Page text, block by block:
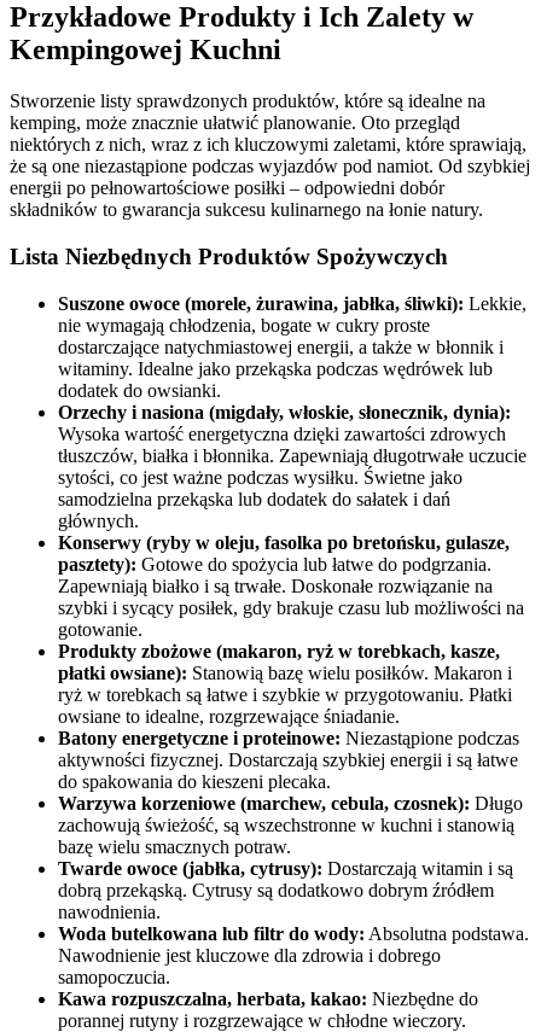
Przykładowe Produkty i Ich Zalety w
Kempingowej Kuchni
Stworzenie listy sprawdzonych produktów, które są idealne na
kemping, może znacznie ułatwić planowanie. Oto przegląd
niektórych z nich, wraz z ich kluczowymi zaletami, które sprawiają,
że są one niezastąpione podczas wyjazdów pod namiot. Od szybkiej
energii po pełnowartościowe posiłki – odpowiedni dobór
składników to gwarancja sukcesu kulinarnego na łonie natury.
Lista Niezbędnych Produktów Spożywczych
Suszone owoce (morele, żurawina, jabłka, śliwki): Lekkie,
nie wymagają chłodzenia, bogate w cukry proste
dostarczające natychmiastowej energii, a także w błonnik i
witaminy. Idealne jako przekąska podczas wędrówek lub
dodatek do owsianki.
Orzechy i nasiona (migdały, włoskie, słonecznik, dynia):
Wysoka wartość energetyczna dzięki zawartości zdrowych
tłuszczów, białka i błonnika. Zapewniają długotrwałe uczucie
sytości, co jest ważne podczas wysiłku. Świetne jako
samodzielna przekąska lub dodatek do sałatek i dań
głównych.
Konserwy (ryby w oleju, fasolka po bretońsku, gulasze,
pasztety): Gotowe do spożycia lub łatwe do podgrzania.
Zapewniają białko i są trwałe. Doskonałe rozwiązanie na
szybki i sycący posiłek, gdy brakuje czasu lub możliwości na
gotowanie.
Produkty zbożowe (makaron, ryż w torebkach, kasze,
płatki owsiane): Stanowią bazę wielu posiłków. Makaron i
ryż w torebkach są łatwe i szybkie w przygotowaniu. Płatki
owsiane to idealne, rozgrzewające śniadanie.
Batony energetyczne i proteinowe: Niezastąpione podczas
aktywności fizycznej. Dostarczają szybkiej energii i są łatwe
do spakowania do kieszeni plecaka.
Warzywa korzeniowe (marchew, cebula, czosnek): Długo
zachowują świeżość, są wszechstronne w kuchni i stanowią
bazę wielu smacznych potraw.
Twarde owoce (jabłka, cytrusy): Dostarczają witamin i są
dobrą przekąską. Cytrusy są dodatkowo dobrym źródłem
nawodnienia.
Woda butelkowana lub filtr do wody: Absolutna podstawa.
Nawodnienie jest kluczowe dla zdrowia i dobrego
samopoczucia.
Kawa rozpuszczalna, herbata, kakao: Niezbędne do
porannej rutyny i rozgrzewające w chłodne wieczory.